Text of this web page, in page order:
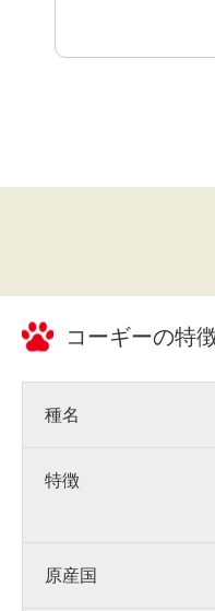
コーギーの特
種名
特徴
原産国